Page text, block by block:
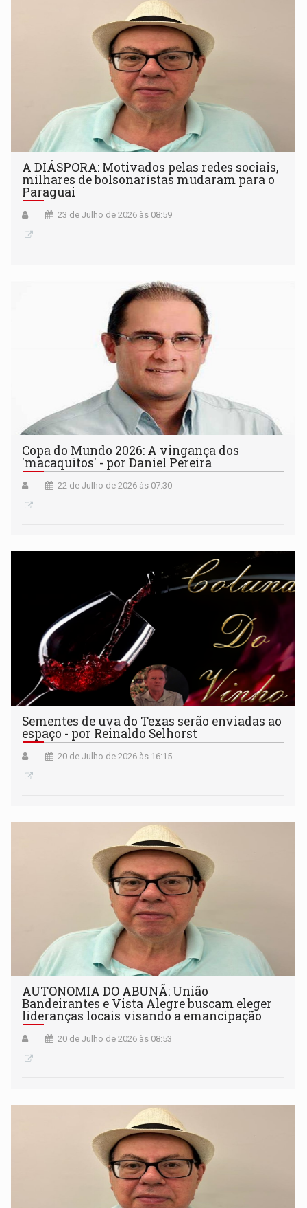
A DIÁSPORA: Motivados pelas redes sociais,
milhares de bolsonaristas mudaram para o
Paraguai
23 de Julho de 2026 às 08:59
Copa do Mundo 2026: A vingança dos
'macaquitos' - por Daniel Pereira
22 de Julho de 2026 às 07:30
Sementes de uva do Texas serão enviadas ao
espaço - por Reinaldo Selhorst
20 de Julho de 2026 às 16:15
AUTONOMIA DO ABUNÃ: União
Bandeirantes e Vista Alegre buscam eleger
lideranças locais visando a emancipação
20 de Julho de 2026 às 08:53